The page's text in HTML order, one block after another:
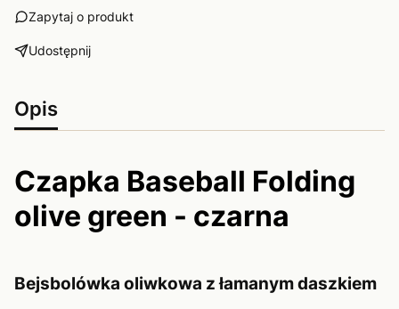
Zapytaj o produkt
Udostępnij
Opis
Czapka Baseball Folding
olive green - czarna
Bejsbolówka oliwkowa z łamanym daszkiem